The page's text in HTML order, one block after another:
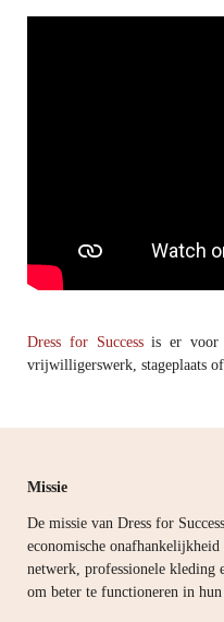
Dress for Successis er voor
vrijwilligerswerk, stageplaats
Missie
De missie van Dress for
economische onafhankelijkheid
netwerk, professionele kleding
om beter te functioneren in